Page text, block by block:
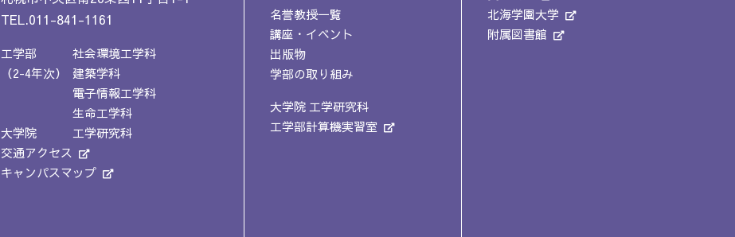
TEL.011-841-1161
工学部
（2-4年次）
社会環境工学科
建築学科
電子情報工学科
生命工学科
大学院
工学研究科
交通アクセス
キャンパスマップ
名誉教授一覧
講座・イベント
出版物
学部の取り組み
大学院 工学研究科
工学部計算機実習室
北海学園大学
附属図書館